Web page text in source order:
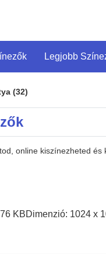
Legjobb
(32)
online kiszínezheted
KBDimenzió: 1024 x